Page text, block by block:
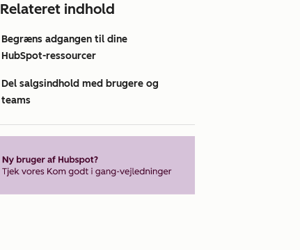
Relateret indhold
Begræns adgangen til dine
HubSpot-ressourcer
Del salgsindhold med brugere og
teams